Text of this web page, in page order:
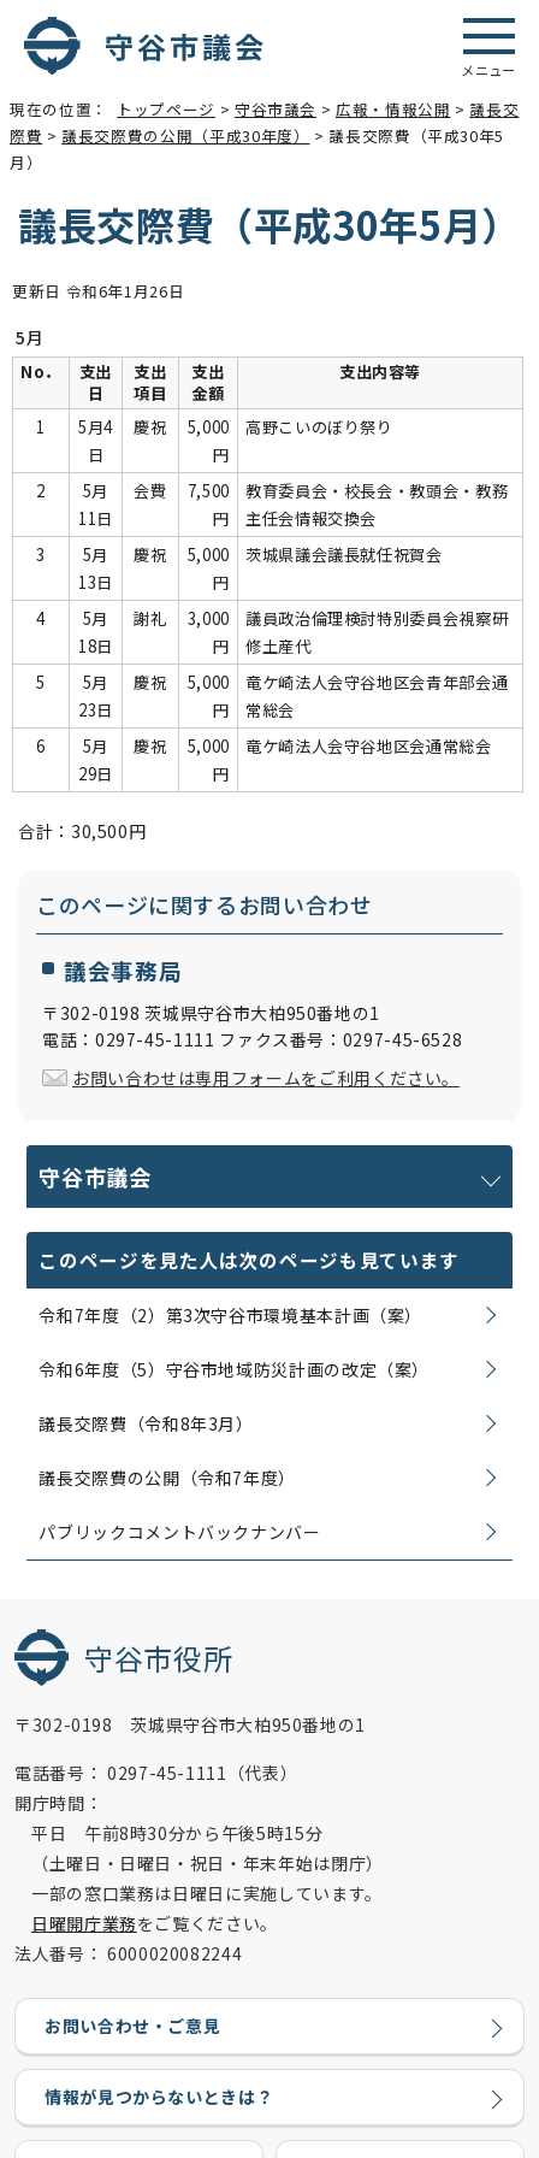
メニュー
現在の位置： トップページ > 守谷市議会 >広報・情報公開 > 議長交
際費 > 議長交際費の公開（平成30年度）
> 議長交際費（平成30年5
月）
議長交際費（平成30年5月）
更新日 令和6年1月26日
5月
No．
支出
日
支出
項目
支出
金額
支出内容等
1
5月4
日
慶祝
5,000
円
高野こいのぼり祭り
2
5月
11日
会費
7,500
円
教育委員会・校長会・教頭会・教務
主任会情報交換会
3
5月
13日
慶祝
5,000
円
茨城県議会議長就任祝賀会
4
5月
18日
謝礼
3,000
円
議員政治倫理検討特別委員会視察研
修土産代
5
5月
23日
慶祝
5,000
円
竜ケ崎法人会守谷地区会青年部会通
常総会
6
5月
29日
慶祝
5,000
円
竜ケ崎法人会守谷地区会通常総会
合計：30,500円
このページに関するお問い合わせ
議会事務局
〒302-0198 茨城県守谷市大柏950番地の1
電話：0297-45-1111 ファクス番号：0297-45-6528
お問い合わせは専用フォームをご利用ください。
守谷市議会
このページを見た人は次のページも見ています
令和7年度（2）第3次守谷市環境基本計画（案）
令和6年度（5）守谷市地域防災計画の改定（案）
議長交際費（令和8年3月）
議長交際費の公開（令和7年度）
パブリックコメントバックナンバー
守谷市役所
〒302-0198 茨城県守谷市大柏950番地の1
電話番号： 0297-45-1111（代表）
開庁時間：
平日 午前8時30分から午後5時15分
（土曜日・日曜日・祝日・年末年始は閉庁）
一部の窓口業務は日曜日に実施しています。
日曜開庁業務をご覧ください。
法人番号： 6000020082244
お問い合わせ・ご意見
情報が見つからないときは？